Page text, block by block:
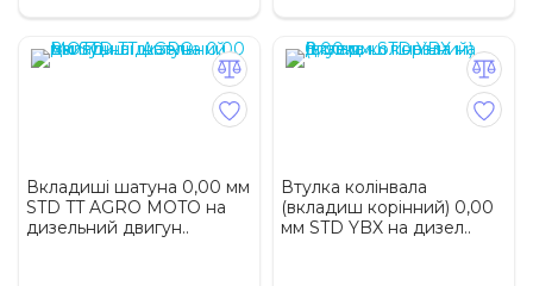
Вкладиші шатуна 0,00 мм
STD TT AGRO MOTO на
дизельний двигун..
Втулка колінвала
(вкладиш корінний) 0,00
мм STD YBX на дизел..